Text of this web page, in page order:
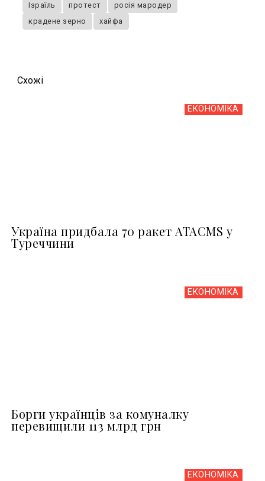
Ізраїль протест
росія мародер
крадене зерно
хайфа
Схожi
ЕКОНОМІКА
Україна придбала 70 ракет ATACMS у
Туреччини
ЕКОНОМІКА
Борги українців за комуналку
перевищили 113 млрд грн
ЕКОНОМІКА